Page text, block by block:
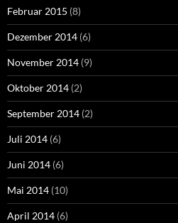
Februar 2015 (8)
Dezember 2014 (6)
November 2014 (9)
Oktober 2014 (2)
September 2014 (2)
Juli 2014 (6)
Juni 2014 (6)
Mai 2014 (10)
April 2014 (6)